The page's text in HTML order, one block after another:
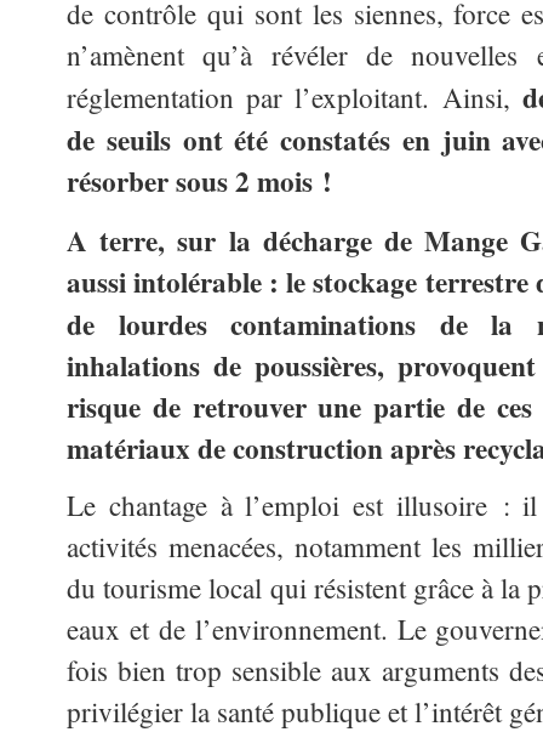
de contrôle qui sont les siennes, force
n’amènent qu’à révéler de
réglementation par l’exploitant. Ainsi,
de seuils ont été constatés en juin
résorber sous 2 mois !
A terre, sur la décharge de Mange
aussi intolérable : le stockage terrestre
de lourdes contaminations de la
inhalations de poussières,
risque de retrouver une partie de ces
matériaux de construction après
Le chantage à l’emploi est illusoire :
activités menacées, notamment les
du tourisme local qui résistent grâce à la
eaux et de l’environnement. Le
fois bien trop sensible aux arguments
privilégier la santé publique et l’intérêt